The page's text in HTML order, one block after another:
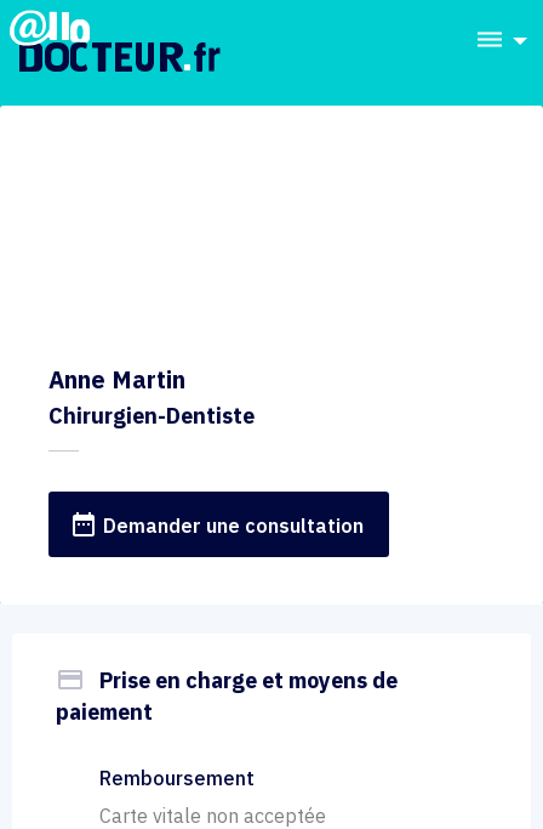
dehaze
Anne Martin
Chirurgien-Dentiste
date_range Demander une consultation
payment
Prise en charge et moyens de
paiement
Remboursement
Carte vitale non acceptée